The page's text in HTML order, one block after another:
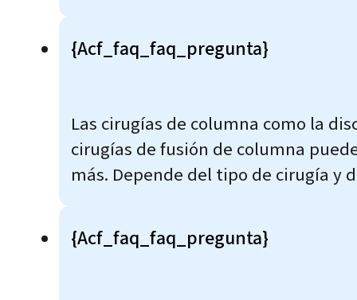
{acf_faq_faq_pregunta}
Las cirugías de columna como la
cirugías de fusión de columna
más. Depende del tipo de cirugía y
{acf_faq_faq_pregunta}